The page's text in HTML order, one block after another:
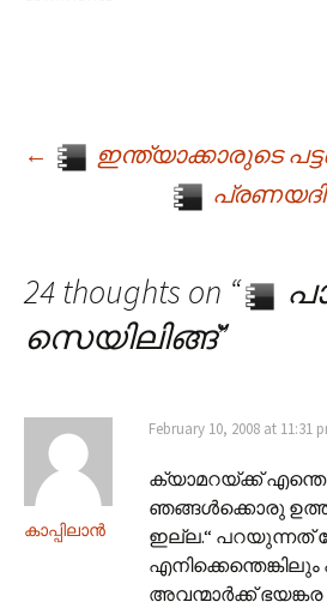
Post navigation
←
ഇന്ത്യാക്കാരുടെ
24 thoughts on “
സെയിലിങ്ങ്”
കാപ്പിലാന്‍
February 10, 2008 at 11:31
ക്യാമറയ്ക്ക്
ഞങ്ങള്‍ക്കൊരു
ഇല്ല.“ പറയുന്നത്
എനിക്കെന്തെങ്കിലും
അവന്മാര്‍ക്ക് ഭയങ്കര